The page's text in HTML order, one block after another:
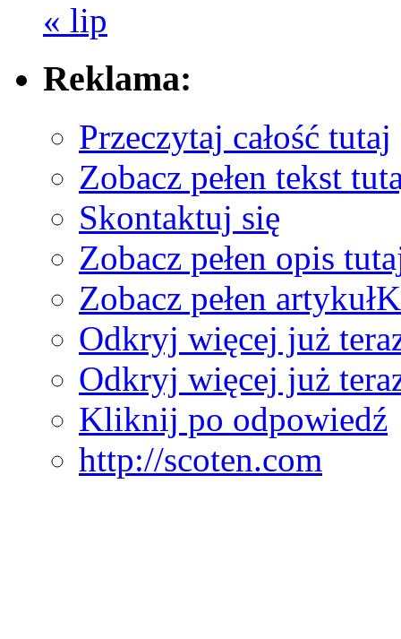
« lip
Reklama:
Przeczytaj całość tutaj
Zobacz pełen tekst
Skontaktuj się
Zobacz pełen opis
Zobacz pełen artykuł
Odkryj więcej już
Odkryj więcej już
Kliknij po odpowiedź
http://scoten.com